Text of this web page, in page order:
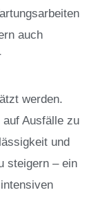
auch
werden.
Ausfälle zu
und
steigern – ein